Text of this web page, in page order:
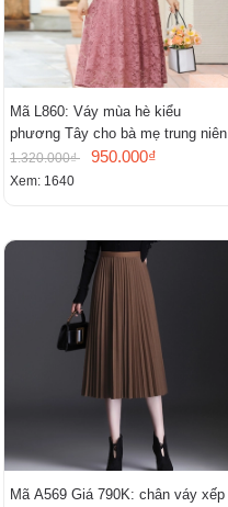
Mã L860: Váy mùa hè kiểu
phương Tây cho bà mẹ trung niên
1.320.000₫ 950.000₫
Xem: 1640
Mã A569 Giá 790K: chân váy xếp